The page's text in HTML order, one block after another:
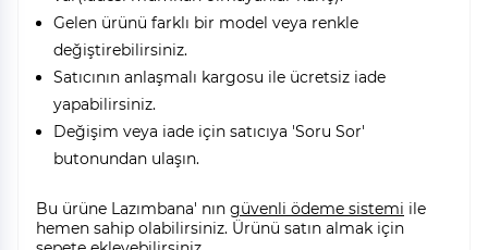
Gelen ürünü farklı bir model veya renkle
değiştirebilirsiniz.
Satıcının anlaşmalı kargosu ile ücretsiz iade
yapabilirsiniz.
Değişim veya iade için satıcıya 'Soru Sor'
butonundan ulaşın.
Bu ürüne Lazımbana' nın güvenli ödeme sistemi ile
hemen sahip olabilirsiniz. Ürünü satın almak için